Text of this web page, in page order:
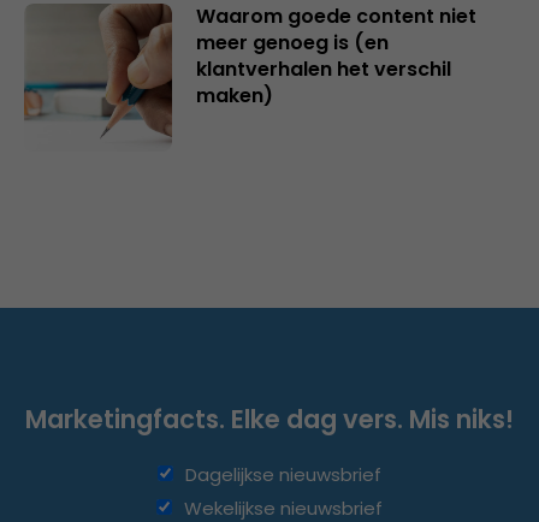
Waarom goede content niet
meer genoeg is (en
klantverhalen het verschil
maken)
Marketingfacts. Elke dag vers. Mis niks!
Dagelijkse nieuwsbrief
Wekelijkse nieuwsbrief